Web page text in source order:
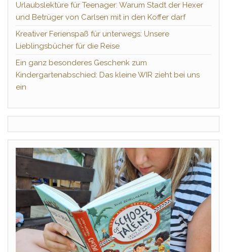
Urlaubslektüre für Teenager: Warum Stadt der Hexer
und Betrüger von Carlsen mit in den Koffer darf
Kreativer Ferienspaß für unterwegs: Unsere
Lieblingsbücher für die Reise
Ein ganz besonderes Geschenk zum
Kindergartenabschied: Das kleine WIR zieht bei uns
ein